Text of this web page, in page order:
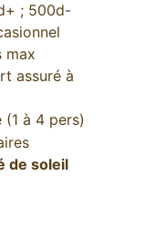
; 500d-
max
assuré à
à 4 pers)
de soleil